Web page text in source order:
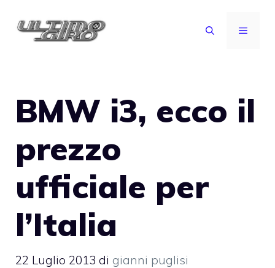
MENU
BMW i3, ecco il
prezzo
ufficiale per
l’Italia
22 Luglio 2013 di gianni puglisi